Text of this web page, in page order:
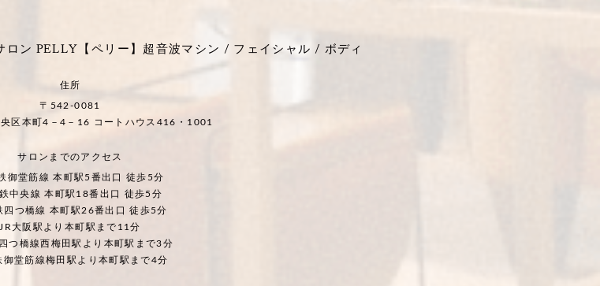
ロン PELLY【ペリー】超音波マシン / フェイシャル / ボディ
住所
〒542-0081
区本町4－4－16 コートハウス416・1001
サロンまでのアクセス
御堂筋線 本町駅5番出口 徒歩5分
中央線 本町駅18番出口 徒歩5分
四つ橋線 本町駅26番出口 徒歩5分
JR大阪駅より本町駅まで11分
つ橋線西梅田駅より本町駅まで3分
御堂筋線梅田駅より本町駅まで4分